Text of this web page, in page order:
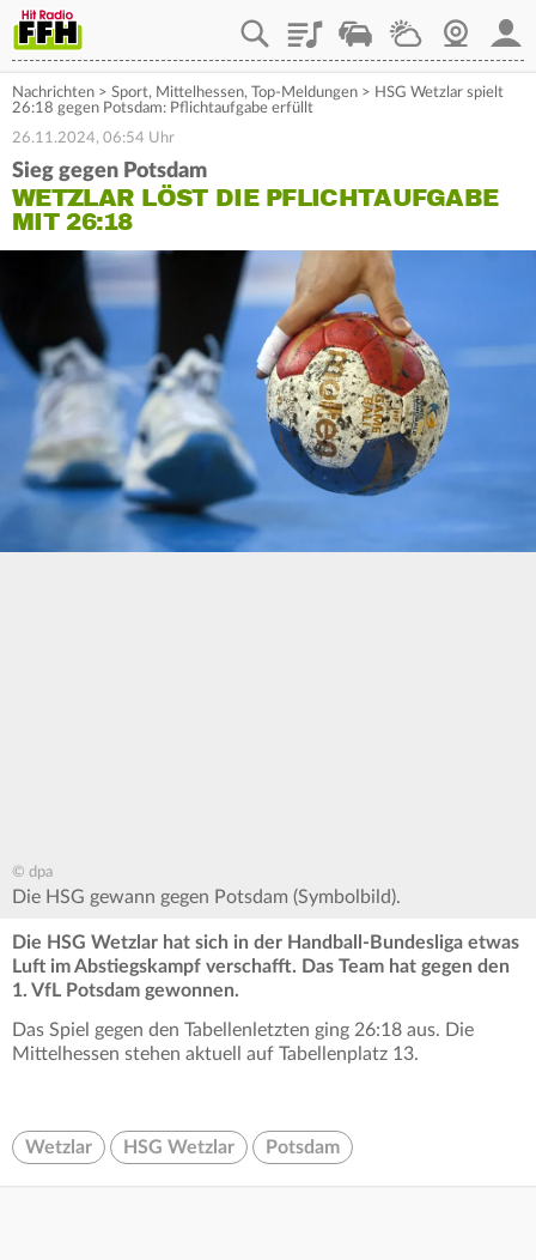
PlaylistStaupilotWetterWebcam
Nachrichten > Sport, Mittelhessen, Top-Meldungen > HSG Wetzlar spielt
26:18 gegen Potsdam: Pflichtaufgabe erfüllt
26.11.2024, 06:54 Uhr
Sieg gegen Potsdam
WETZLAR LÖST DIE PFLICHTAUFGABE
MIT 26:18
© dpa
Die HSG gewann gegen Potsdam (Symbolbild).
Die HSG Wetzlar hat sich in der Handball-Bundesliga etwas
Luft im Abstiegskampf verschafft. Das Team hat gegen den
1. VfL Potsdam gewonnen.
Das Spiel gegen den Tabellenletzten ging 26:18 aus. Die
Mittelhessen stehen aktuell auf Tabellenplatz 13.
Wetzlar HSG Wetzlar Potsdam